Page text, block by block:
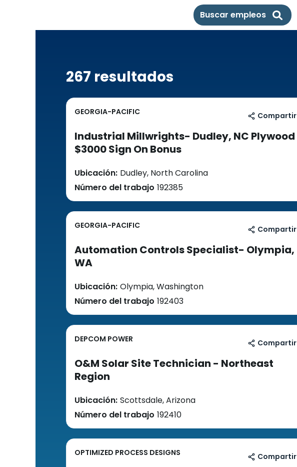
Buscar empleos
267 resultados
GEORGIA-PACIFIC Compartir
Industrial Millwrights- Dudley, NC Plywood
$3000 Sign On Bonus
Ubicación: Dudley, North Carolina
Número del trabajo 192385
GEORGIA-PACIFIC Compartir
Automation Controls Specialist- Olympia,
WA
Ubicación: Olympia, Washington
Número del trabajo 192403
DEPCOM POWER Compartir
O&M Solar Site Technician - Northeast
Region
Ubicación: Scottsdale, Arizona
Número del trabajo 192410
OPTIMIZED PROCESS DESIGNS Compartir